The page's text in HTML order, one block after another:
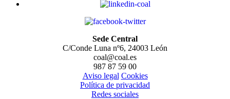
Sede Central
C/Conde Luna nº6, 24003 León
coal@coal.es
987 87 59 00
Aviso legal Cookies
Política de privacidad
Redes sociales